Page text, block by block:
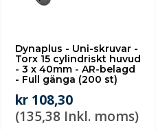
Dynaplus - Uni-skruvar -
Torx 15 cylindriskt huvud
- 3 x 40mm - AR-belagd
- Full gänga (200 st)
kr 108,30
(135,38 Inkl. moms)